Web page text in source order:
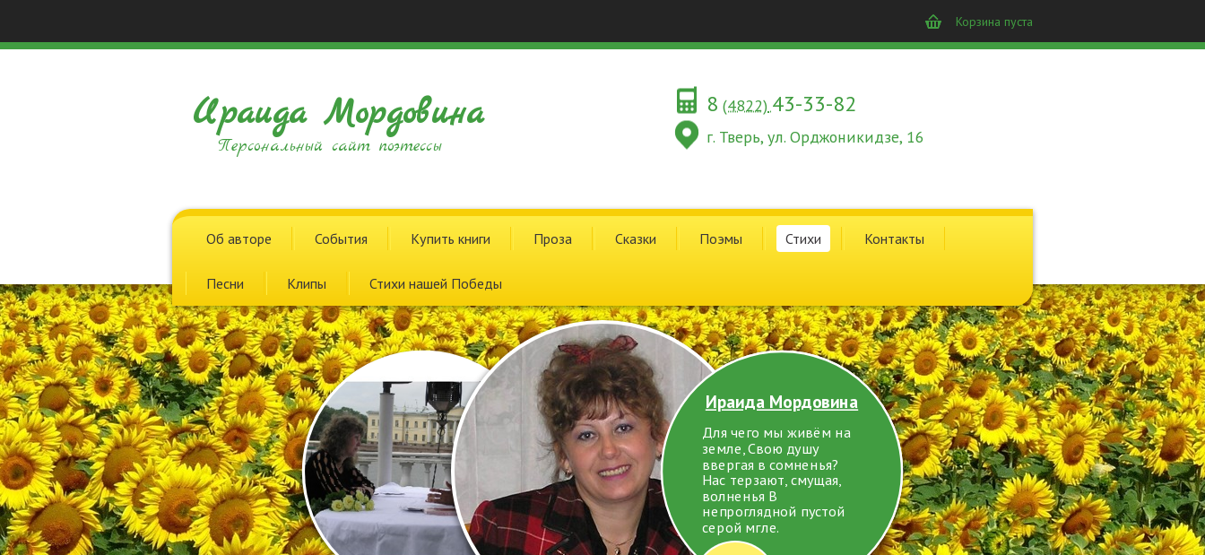
Корзина пуста
Ираида Мордовина
Персональный сайт поэтессы
8 (4822) 43-33-82
г. Тверь, ул. Орджоникидзе, 16
Об авторе События Купить книги Проза Сказки Поэмы Стихи Контакты
Песни Клипы Стихи нашей Победы
Ираида Мордовина
Для чего мы живём на
земле, Свою душу
ввергая в сомненья?
Нас терзают, смущая,
волненья В
непроглядной пустой
серой мгле.